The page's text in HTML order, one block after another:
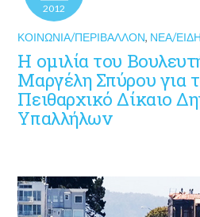
2012
ΚΟΙΝΩΝΊΑ/ΠΕΡΙΒΆΛΛΟΝ, ΝΈΑ/
H ομιλία του
Μαργέλη Σπύρου για
Πειθαρχικό Δίκαιο
Υπαλλήλων